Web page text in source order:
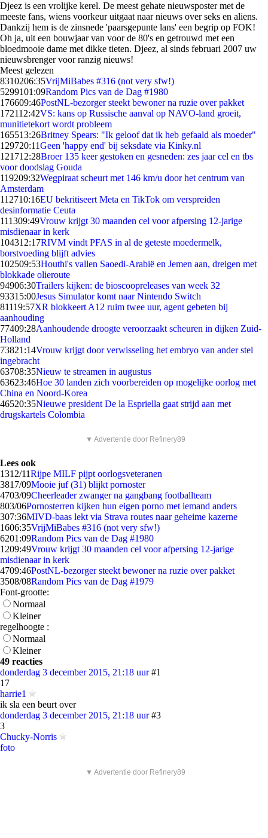
Djeez is een vrolijke kerel. De meest gehate nieuwsposter met de
meeste fans, wiens voorkeur uitgaat naar nieuws over seks en aliens.
Dankzij hem is de zinsnede 'paarsgepunte lans' een begrip op FOK!
Oh ja, uit een bouwjaar van voor de 80's en getrouwd met een
bloedmooie dame met dikke tieten. Djeez, al sinds februari 2007 uw
nieuwsbrenger voor ranzig nieuws!
Meest gelezen
8310206:35VrijMiBabes #316 (not very sfw!)
5299101:09Random Pics van de Dag #1980
176609:46PostNL-bezorger steekt bewoner na ruzie over pakket
172112:42VS: kans op Russische aanval op NAVO-land groeit,
munitietekort wordt probleem
165513:26Britney Spears: "Ik geloof dat ik heb gefaald als moeder"
129720:11Geen 'happy end' bij seksdate via Kinky.nl
121712:28Broer 135 keer gestoken en gesneden: zes jaar cel en tbs
voor doodslag Gouda
119209:32Wegpiraat scheurt met 146 km/u door het centrum van
Amsterdam
112710:16EU bekritiseert Meta en TikTok om verspreiden
desinformatie Ceuta
111309:49Vrouw krijgt 30 maanden cel voor afpersing 12-jarige
misdienaar in kerk
104312:17RIVM vindt PFAS in al de geteste moedermelk,
borstvoeding blijft advies
102509:53Houthi's vallen Saoedi-Arabië en Jemen aan, dreigen met
blokkade olieroute
94906:30Trailers kijken: de bioscoopreleases van week 32
93315:00Jesus Simulator komt naar Nintendo Switch
81119:57XR blokkeert A12 ruim twee uur, agent gebeten bij
aanhouding
77409:28Aanhoudende droogte veroorzaakt scheuren in dijken Zuid-
Holland
73821:14Vrouw krijgt door verwisseling het embryo van ander stel
ingebracht
63708:35Nieuw te streamen in augustus
63623:46Hoe 30 landen zich voorbereiden op mogelijke oorlog met
China en Noord-Korea
46520:35Nieuwe president De la Espriella gaat strijd aan met
drugskartels Colombia
▼ Advertentie door Refinery89
Lees ook
1312/11Rijpe MILF pijpt oorlogsveteranen
3817/09Mooie juf (31) blijkt pornoster
4703/09Cheerleader zwanger na gangbang footballteam
803/06Pornosterren kijken hun eigen porno met iemand anders
307:36MIVD-baas lekt via Strava routes naar geheime kazerne
1606:35VrijMiBabes #316 (not very sfw!)
6201:09Random Pics van de Dag #1980
1209:49Vrouw krijgt 30 maanden cel voor afpersing 12-jarige
misdienaar in kerk
4709:46PostNL-bezorger steekt bewoner na ruzie over pakket
3508/08Random Pics van de Dag #1979
Font-grootte:
Normaal
Kleiner
regelhoogte :
Normaal
Kleiner
49 reacties
donderdag 3 december 2015, 21:18 uur #1
17
harrie1
ik sla een beurt over
donderdag 3 december 2015, 21:18 uur #3
3
Chucky-Norris
foto
▼ Advertentie door Refinery89